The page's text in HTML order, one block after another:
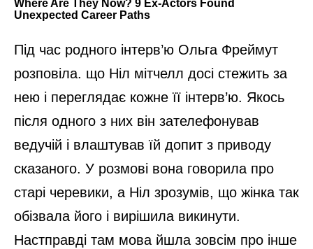
Під час родного інтерв’ю Ольга Фреймут
розповіла. що Ніл мітчелл досі стежить за
нею і переглядає кожне її інтерв’ю. Якось
після одного з них він зателефонував
ведучій і влаштував їй допит з приводу
сказаного. У розмові вона говорила про
старі черевики, а Ніл зрозумів, що жінка так
обізвала його і вирішила викинути.
Настправді там мова йшла зовсім про інше